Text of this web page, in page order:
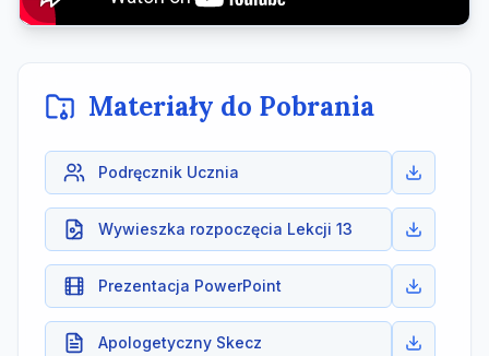
Materiały do Pobrania
Podręcznik Ucznia
Wywieszka rozpoczęcia Lekcji 13
Prezentacja PowerPoint
Apologetyczny Skecz